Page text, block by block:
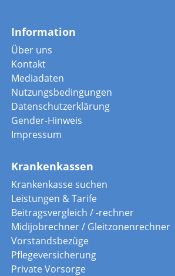
Information
Über uns
Kontakt
Mediadaten
Nutzungsbedingungen
Datenschutzerklärung
Gender-Hinweis
Impressum
Krankenkassen
Krankenkasse suchen
Leistungen & Tarife
Beitragsvergleich / -rechner
Midijobrechner / Gleitzonenrechner
Vorstandsbezüge
Pflegeversicherung
Private Vorsorge